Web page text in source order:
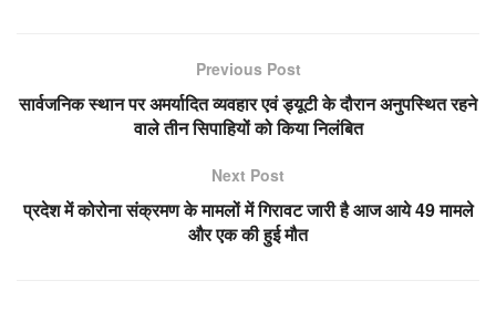
Previous Post
सार्वजनिक स्थान पर अमर्यादित व्यवहार एवं ड्यूटी के दौरान अनुपस्थित रहने
वाले तीन सिपाहियों को किया निलंबित
Next Post
प्रदेश में कोरोना संक्रमण के मामलों में गिरावट जारी है आज आये 49 मामले
और एक की हुई मौत